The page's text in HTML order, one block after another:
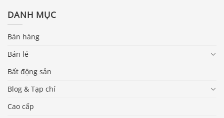
DANH MỤC
Bán hàng
Bán lẻ
Bất động sản
Blog & Tạp chí
Cao cấp